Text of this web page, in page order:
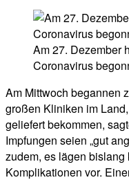
Am 27. Dezember
Coronavirus
Am Mittwoch begannen
großen Kliniken im
geliefert bekommen,
Impfungen seien „gut
zudem, es lägen
Komplikationen vor.